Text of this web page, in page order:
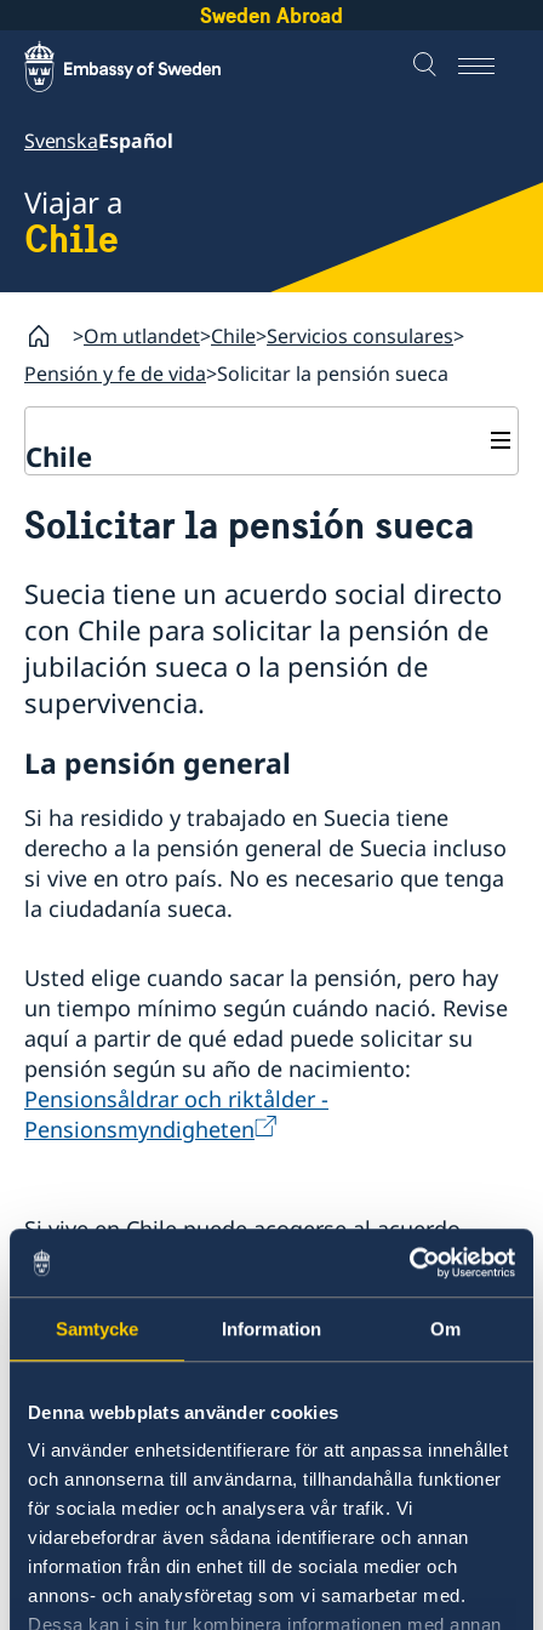
Samtycke Information Om
Denna webbplats använder cookies
Vi använder enhetsidentifierare för att anpassa innehållet
och annonserna till användarna, tillhandahålla funktioner
för sociala medier och analysera vår trafik. Vi
vidarebefordrar även sådana identifierare och annan
information från din enhet till de sociala medier och
annons- och analysföretag som vi samarbetar med.
Dessa kan i sin tur kombinera informationen med annan
Sweden Abroad
SvenskaEspañol
Viajar a
Chile
Om utlandet Chile Servicios consulares
Pensión y fe de vida Solicitar la pensión sueca
Chile
Votar desde el extranjero
Requisitos para mayores de edad
Requisitos para menores de edad
Número de coordinación
Cédula nacional de identidad
Renovar licencia de conducir
Extravío de pasaporte
Nacionalidad sueca
Registro de nombres
Notificación de nacionalidad de menores con padre
soltero sueco
Perder o conservar la ciudadanía sueca
Doble nacionalidad
Pensión y fe de vida
Solicitar la pensión sueca
Certificado fe de vida
Casarse
Apostilla, legalizaciones y certificados
Traducciones
Cambio de domicilio
Fallecimiento
Ayuda jurídica
Servicio para empresas suecas
Business Sweden
Cámera Chileno-Sueca de Comercio
Estadísticas de comercio
Solicitar la pensión sueca
Suecia tiene un acuerdo social directo
con Chile para solicitar la pensión de
jubilación sueca o la pensión de
supervivencia.
La pensión general
Si ha residido y trabajado en Suecia tiene
derecho a la pensión general de Suecia incluso
si vive en otro país. No es necesario que tenga
la ciudadanía sueca.
Usted elige cuando sacar la pensión, pero hay
un tiempo mínimo según cuándo nació. Revise
aquí a partir de qué edad puede solicitar su
pensión según su año de nacimiento:
Pensionsåldrar och riktålder -
Pensionsmyndigheten
Si vive en Chile puede acogerse al acuerdo
social y entregar su solicitud a través de la
Superintendencia de Pensiones quien lo envía a
Suecia. Comuníquese con la oficina regional
más cercana:
Chile
Más información aquí:
Ansök om svensk allmän pension när du bor i
ett annat land - Pensionsmyndigheten
Formularios para descargar aquí (PM8312 para